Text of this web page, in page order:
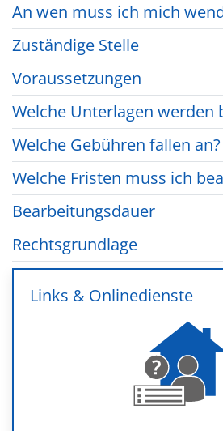
An wen muss ich mich
Zuständige Stelle
Voraussetzungen
Welche Unterlagen werden
Welche Gebühren fallen an?
Welche Fristen muss ich
Bearbeitungsdauer
Rechtsgrundlage
Links & Onlinedienste